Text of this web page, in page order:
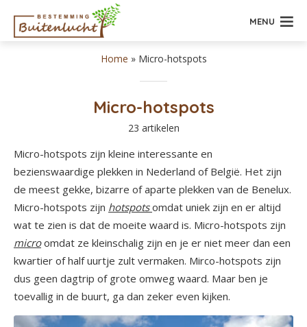
MENU
Home » Micro-hotspots
Micro-hotspots
23 artikelen
Micro-hotspots zijn kleine interessante en
bezienswaardige plekken in Nederland of België. Het zijn
de meest gekke, bizarre of aparte plekken van de Benelux.
Micro-hotspots zijn hotspots omdat uniek zijn en er altijd
wat te zien is dat de moeite waard is. Micro-hotspots zijn
microomdat ze kleinschalig zijn en je er niet meer dan een
kwartier of half uurtje zult vermaken. Mirco-hotspots zijn
dus geen dagtrip of grote omweg waard. Maar ben je
toevallig in de buurt, ga dan zeker even kijken.